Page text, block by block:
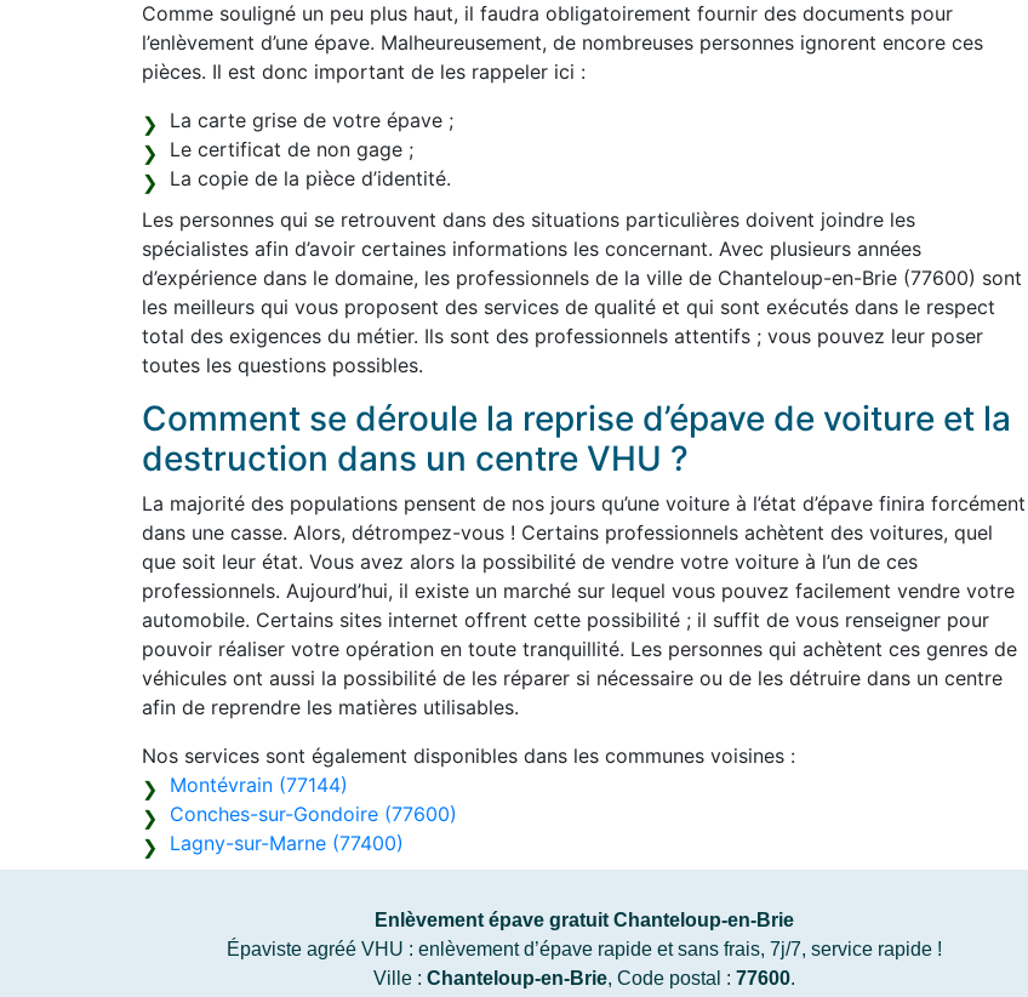
Comme souligné un peu plus haut, il faudra obligatoirement fournir des documents pour
l’enlèvement d’une épave. Malheureusement, de nombreuses personnes ignorent encore ces
pièces. Il est donc important de les rappeler ici :
La carte grise de votre épave ;
Le certificat de non gage ;
La copie de la pièce d’identité.
Les personnes qui se retrouvent dans des situations particulières doivent joindre les
spécialistes afin d’avoir certaines informations les concernant. Avec plusieurs années
d’expérience dans le domaine, les professionnels de la ville de Chanteloup-en-Brie (77600) sont
les meilleurs qui vous proposent des services de qualité et qui sont exécutés dans le respect
total des exigences du métier. Ils sont des professionnels attentifs ; vous pouvez leur poser
toutes les questions possibles.
Comment se déroule la reprise d’épave de voiture et la
destruction dans un centre VHU ?
La majorité des populations pensent de nos jours qu’une voiture à l’état d’épave finira forcément
dans une casse. Alors, détrompez-vous ! Certains professionnels achètent des voitures, quel
que soit leur état. Vous avez alors la possibilité de vendre votre voiture à l’un de ces
professionnels. Aujourd’hui, il existe un marché sur lequel vous pouvez facilement vendre votre
automobile. Certains sites internet offrent cette possibilité ; il suffit de vous renseigner pour
pouvoir réaliser votre opération en toute tranquillité. Les personnes qui achètent ces genres de
véhicules ont aussi la possibilité de les réparer si nécessaire ou de les détruire dans un centre
afin de reprendre les matières utilisables.
Nos services sont également disponibles dans les communes voisines :
Montévrain (77144)
Conches-sur-Gondoire (77600)
Lagny-sur-Marne (77400)
Enlèvement épave gratuit Chanteloup-en-Brie
Épaviste agréé VHU : enlèvement d’épave rapide et sans frais, 7j/7, service rapide !
Ville : Chanteloup-en-Brie, Code postal : 77600.